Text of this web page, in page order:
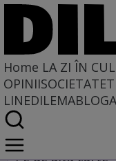
Home LA ZI ÎN
OPINIISOCIETATE
LINEDILEMABLOG
Home
La zi în cultură
Pe de altă carte